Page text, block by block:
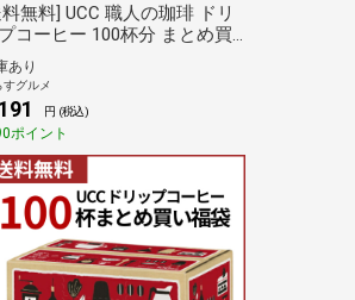
料無料] UCC 職人の珈琲 ドリ
コーヒー 100杯分 まとめ買
袋 まろやか味 マイルドブレ
100P コーヒー 【3～4営業日
に出荷】コーヒー ホットコ
ー アイスコーヒー（一杯抽
型） ドリップバッグ レギュラ
コーヒー 倉庫C
あり
すグルメ
円 (税込)
ポイント